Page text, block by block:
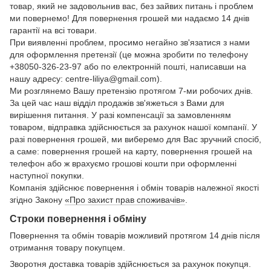
товар, який не задовольнив вас, без зайвих питань і проблем
ми повернемо! Для повернення грошей ми надаємо 14 днів
гарантії на всі товари.
При виявленні проблем, просимо негайно зв'язатися з нами
для оформлення претензії (це можна зробити по телефону
+38050-326-23-97 або по електронній пошті, написавши на
нашу адресу: centre-liliya@gmail.com).
Ми розглянемо Вашу претензію протягом 7-ми робочих днів.
За цей час наш відділ продажів зв'яжеться з Вами для
вирішення питання. У разі компенсації за замовленням
товаром, відправка здійснюється за рахунок нашої компанії. У
разі повернення грошей, ми виберемо для Вас зручний спосіб,
а саме: повернення грошей на карту, повернення грошей на
телефон або ж врахуємо грошові кошти при оформленні
наступної покупки.
Компанія здійснює повернення і обмін товарів належної якості
згідно Закону «Про захист прав споживачів»
Строки повернення і обміну
Повернення та обмін товарів можливий протягом 14 днів після
отримання товару покупцем.
Зворотня доставка товарів здійснюється за рахунок покупця.